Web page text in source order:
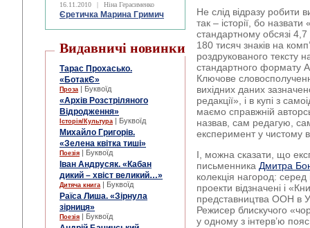
16.11.2010 | Ніна Герасименко
Єретичка Марина Гримич
Видавничі новинки
Тарас Прохасько.
«БотакЄ»
Проза | Буквоїд
«Архів Розстріляного
Відродження»
Історія/Культура | Буквоїд
Михайло Григорів.
«Зелена квітка тиші»
Поезія | Буквоїд
Іван Андрусяк. «Кабан
дикий – хвіст великий…»
Дитяча книга | Буквоїд
Раїса Лиша. «Зірнула
зірниця»
Поезія | Буквоїд
Не слід відразу робити
так – історії, бо
стандартному обсязі
180 тисяч знаків на
роздрукованого тексту
стандартного формату
Ключове
вихідних даних
редакції», і в купі з
маємо справжній
назвав, сам редагую,
експеримент у чистому
І, можна сказати, що
письменника Дмитра
колекція нагород: серед
проекти відзначені і
представництва ООН в
Режисер блискучого
у одному з інтерв’ю